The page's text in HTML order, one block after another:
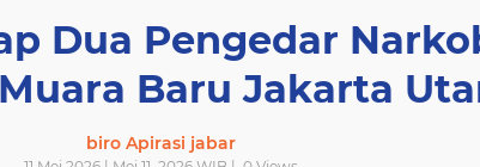
Dua Pengedar
Baru Jakarta
biro Apirasi jabar